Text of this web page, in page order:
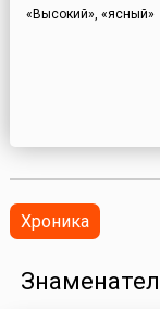
«Высокий», «ясный»
Хроника